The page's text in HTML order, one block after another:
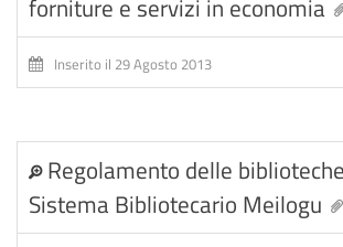
forniture e servizi in economia
Inserito il 29 Agosto 2013
Regolamento delle
Sistema Bibliotecario Meilogu